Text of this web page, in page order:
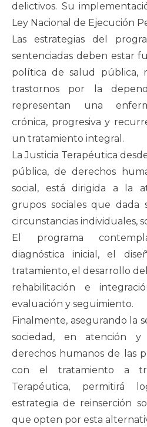
delictivos. Su
Ley Nacional de Ejecución
Las estrategias del
sentenciadas deben estar
política de salud pública,
trastornos por la
representan una
crónica, progresiva y
un tratamiento integral.
La Justicia Terapéutica
pública, de derechos
social, está dirigida a la
grupos sociales que dada
circunstancias individuales,
El programa
diagnóstica inicial, el
tratamiento, el desarrollo
rehabilitación e
evaluación y seguimiento.
Finalmente, asegurando la
sociedad, en atención
derechos humanos de las
con el tratamiento a
Terapéutica, permitirá
estrategia de reinserción
que opten por esta